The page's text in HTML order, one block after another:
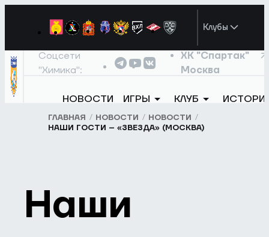
Клубы
Соцсети
"Химика":
ХК "Спартак"
Москва
НОВОСТИ ИГРЫ КЛУБ
ГЛАВНАЯ НОВОСТИ
НОВОСТИ
НАШИ ГОСТИ – «ЗВЕЗДА» (МОСКВА)
Наши